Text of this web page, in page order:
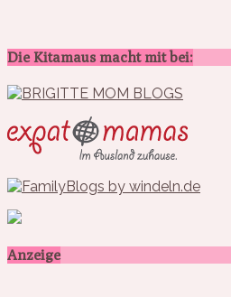
Die Kitamaus macht mit bei:
Anzeige